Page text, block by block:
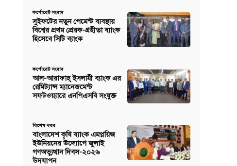
কর্পোরেট সংবাদ
সুইফটের নতুন পেমেন্ট ব্যবস্থায়
বিশ্বের প্রথম প্রেরক-গ্রহীতা ব্যাংক
হিসেবে সিটি ব্যাংক
কর্পোরেট সংবাদ
আল-আরাফাহ্ ইসলামী ব্যাংক এর
রেমিট্যান্স ম্যানেজমেন্ট
সফটওয়্যারে এনপিএসবি সংযুক্ত
বিশেষ খবর
বাংলাদেশ কৃষি ব্যাংক এমপ্লয়িজ
ইউনিয়নের উদ্যোগে জুলাই
গণঅভ্যুত্থান দিবস-২০২৬
উদযাপন